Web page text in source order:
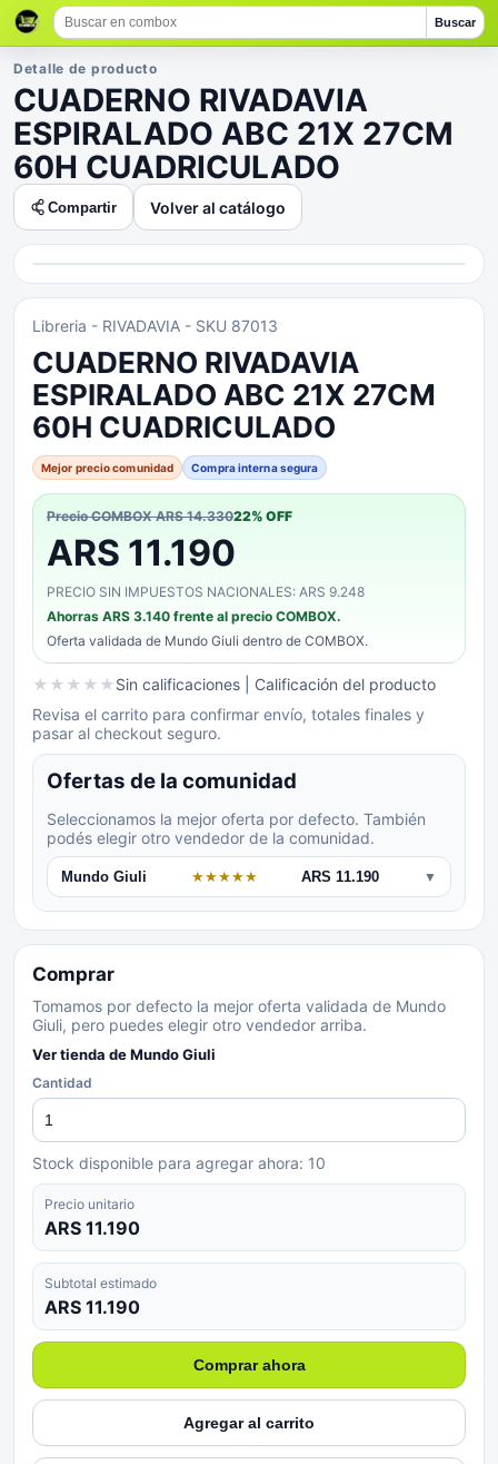
Buscar
Detalle de producto
CUADERNO RIVADAVIA
ESPIRALADO ABC 21X 27CM
60H CUADRICULADO
Compartir Volver al catálogo
Libreria - RIVADAVIA - SKU 87013
CUADERNO RIVADAVIA
ESPIRALADO ABC 21X 27CM
60H CUADRICULADO
Mejor precio comunidad Compra interna segura
Precio COMBOXARS 14.33022% OFF
ARS 11.190
PRECIO SIN IMPUESTOS NACIONALES: ARS 9.248
Ahorras ARS 3.140 frente al precio COMBOX.
Oferta validada de Mundo Giuli dentro de COMBOX.
★ ★ ★ ★ ★Sin calificaciones | Calificación del producto
Revisa el carrito para confirmar envío, totales finales y
pasar al checkout seguro.
Ofertas de la comunidad
Seleccionamos la mejor oferta por defecto. También
podés elegir otro vendedor de la comunidad.
Mundo Giuli ★★★★★ ARS 11.190 ▼
Comprar
Tomamos por defecto la mejor oferta validada de Mundo
Giuli, pero puedes elegir otro vendedor arriba.
Ver tienda deMundo Giuli
Cantidad
Stock disponible para agregar ahora: 10
Precio unitario
ARS 11.190
Subtotal estimado
ARS 11.190
Comprar ahora
Agregar al carrito